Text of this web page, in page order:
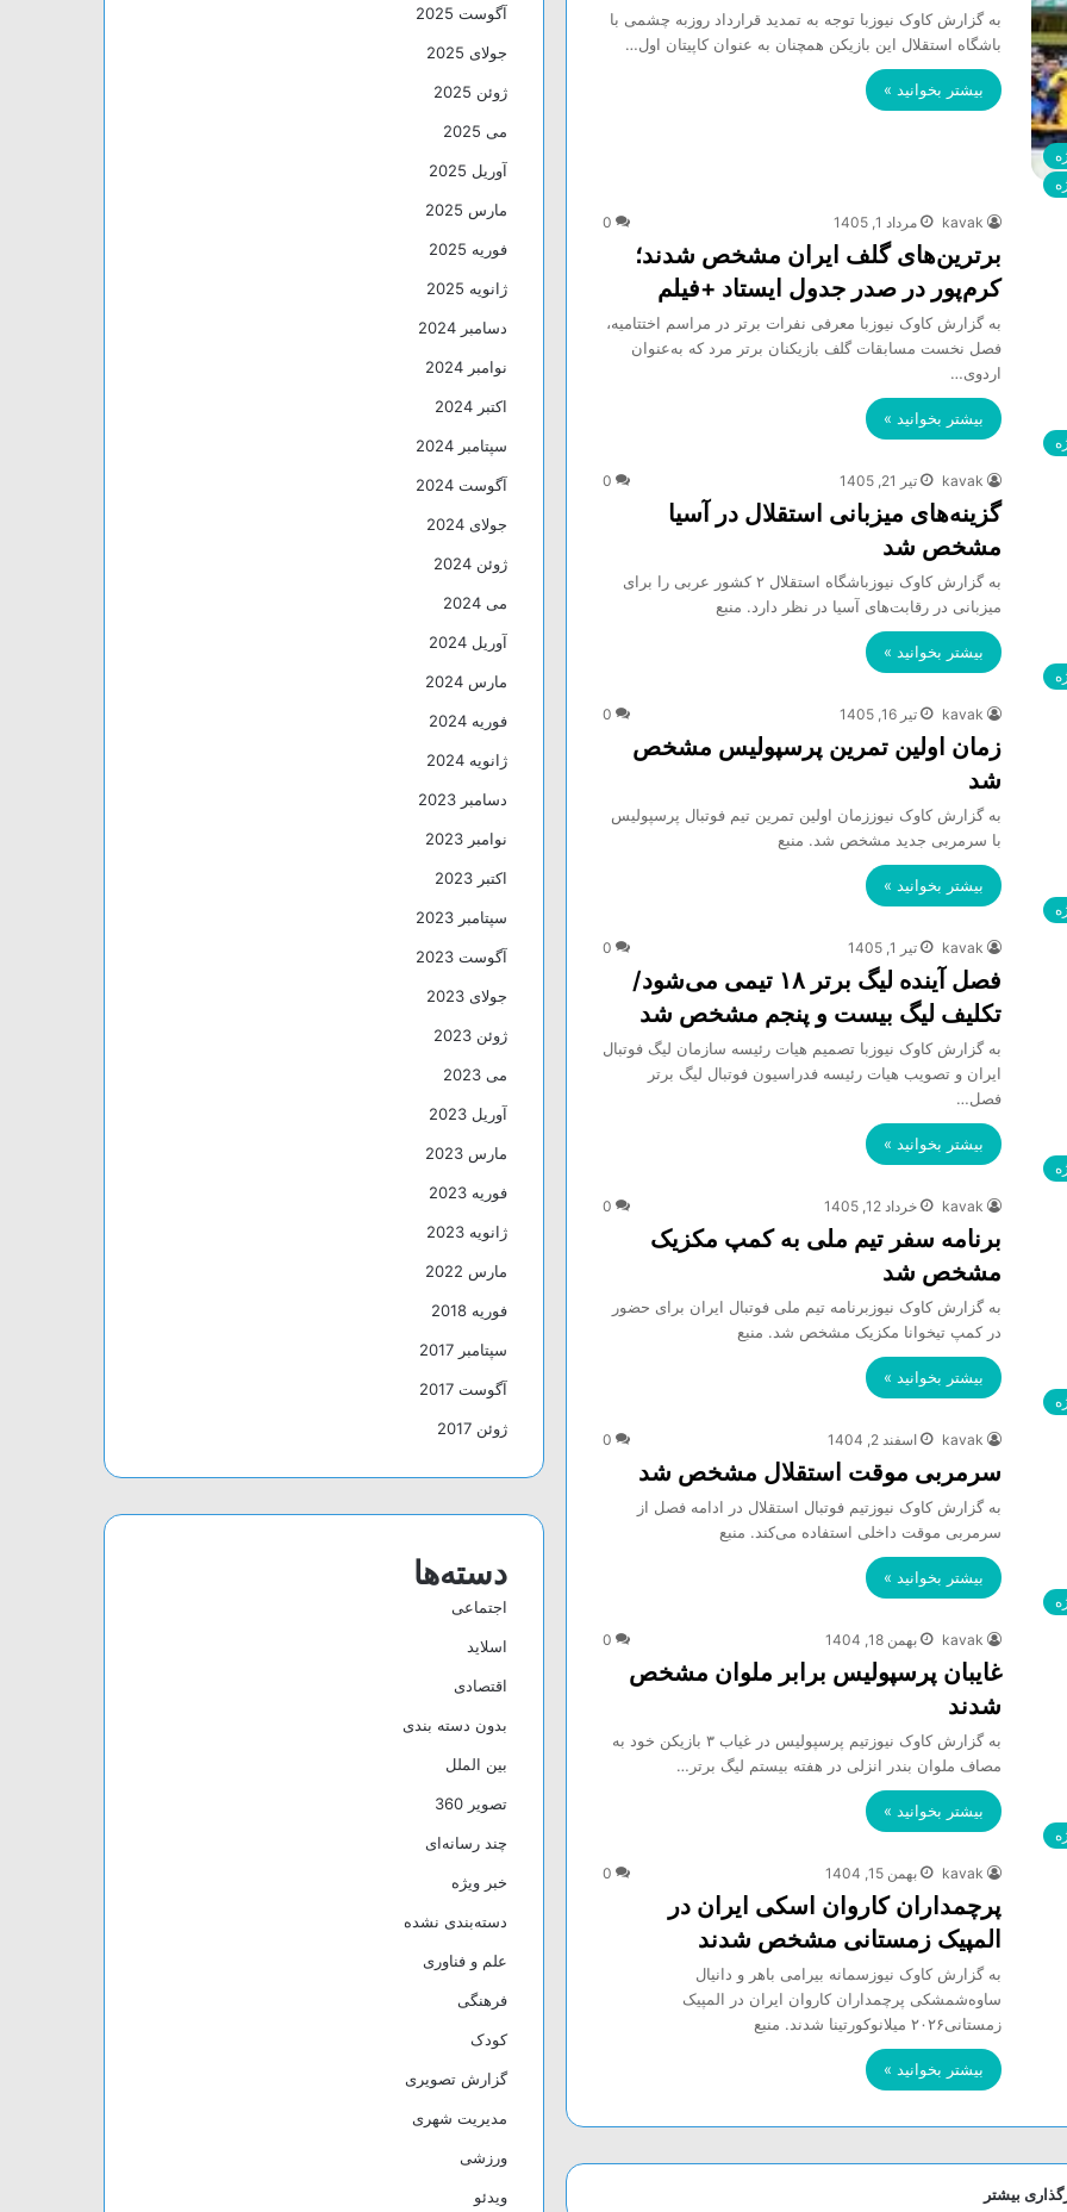
به گزارش کاوک نیوزبا توجه به تمدید قرارداد روزبه چشمی با
باشگاه استقلال این بازیکن همچنان به عنوان کاپیتان اول…
بیشتر بخوانید »
kavak مرداد 1, 1405 0
برترین‌های گلف ایران مشخص شدند؛
کرم‌پور در صدر جدول ایستاد +فیلم
به گزارش کاوک نیوزبا معرفی نفرات برتر در مراسم اختتامیه،
فصل نخست مسابقات گلف بازیکنان برتر مرد که به‌عنوان
اردوی…
بیشتر بخوانید »
kavak تیر 21, 1405 0
گزینه‌های میزبانی استقلال در آسیا
مشخص شد
به گزارش کاوک نیوزباشگاه استقلال ۲ کشور عربی را برای
میزبانی در رقابت‌های آسیا در نظر دارد. منبع
بیشتر بخوانید »
kavak تیر 16, 1405 0
زمان اولین تمرین پرسپولیس مشخص
شد
به گزارش کاوک نیوززمان اولین تمرین تیم فوتبال پرسپولیس
با سرمربی جدید مشخص شد. منبع
بیشتر بخوانید »
kavak تیر 1, 1405 0
فصل آینده لیگ برتر ۱۸ تیمی می‌شود/
تکلیف لیگ بیست و پنجم مشخص شد
به گزارش کاوک نیوزبا تصمیم هیات رئیسه سازمان لیگ فوتبال
ایران و تصویب هیات رئیسه فدراسیون فوتبال لیگ برتر
فصل…
بیشتر بخوانید »
kavak خرداد 12, 1405 0
برنامه سفر تیم ملی به کمپ مکزیک
مشخص شد
به گزارش کاوک نیوزبرنامه تیم ملی فوتبال ایران برای حضور
در کمپ تیخوانا مکزیک مشخص شد. منبع
بیشتر بخوانید »
kavak اسفند 2, 1404 0
سرمربی موقت استقلال مشخص شد
به گزارش کاوک نیوزتیم فوتبال استقلال در ادامه فصل از
سرمربی موقت داخلی استفاده می‌کند. منبع
بیشتر بخوانید »
kavak بهمن 18, 1404 0
غایبان پرسپولیس برابر ملوان مشخص
شدند
به گزارش کاوک نیوزتیم پرسپولیس در غیاب ۳ بازیکن خود به
مصاف ملوان بندر انزلی در هفته بیستم لیگ برتر…
بیشتر بخوانید »
kavak بهمن 15, 1404 0
پرچمداران کاروان اسکی ایران در
المپیک زمستانی مشخص شدند
به گزارش کاوک نیوزسمانه بیرامی باهر و دانیال
ساوه‌شمشکی پرچمداران کاروان ایران در المپیک
زمستانی۲۰۲۶ میلانوکورتینا شدند. منبع
بیشتر بخوانید »
بیشتر
آگوست 2025
جولای 2025
ژوئن 2025
می 2025
آوریل 2025
مارس 2025
فوریه 2025
ژانویه 2025
دسامبر 2024
نوامبر 2024
اکتبر 2024
سپتامبر 2024
آگوست 2024
جولای 2024
ژوئن 2024
می 2024
آوریل 2024
مارس 2024
فوریه 2024
ژانویه 2024
دسامبر 2023
نوامبر 2023
اکتبر 2023
سپتامبر 2023
آگوست 2023
جولای 2023
ژوئن 2023
می 2023
آوریل 2023
مارس 2023
فوریه 2023
ژانویه 2023
مارس 2022
فوریه 2018
سپتامبر 2017
آگوست 2017
ژوئن 2017
دسته‌ها
اجتماعی
اسلاید
اقتصادی
بدون دسته بندی
بین الملل
تصویر 360
چند رسانه‌ای
خبر ویژه
دسته‌بندی نشده
علم و فناوری
فرهنگی
کودک
گزارش تصویری
مدیریت شهری
ورزشی
ویدئو